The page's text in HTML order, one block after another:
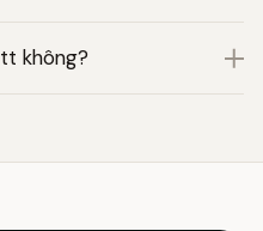
không?